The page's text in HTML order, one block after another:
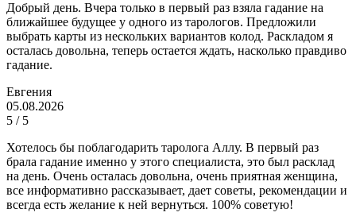
Добрый день. Вчера только в первый раз взяла гадание на
ближайшее будущее у одного из тарологов. Предложили
выбрать карты из нескольких вариантов колод. Раскладом я
осталась довольна, теперь остается ждать, насколько правдиво
гадание.
Евгения
05.08.2026
5 / 5
Хотелось бы поблагодарить таролога Аллу. В первый раз
брала гадание именно у этого специалиста, это был расклад
на день. Очень осталась довольна, очень приятная женщина,
все информативно рассказывает, дает советы, рекомендации и
всегда есть желание к ней вернуться. 100% советую!